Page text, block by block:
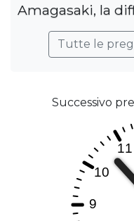
Amagasaki, la
Tutte le
Successivo